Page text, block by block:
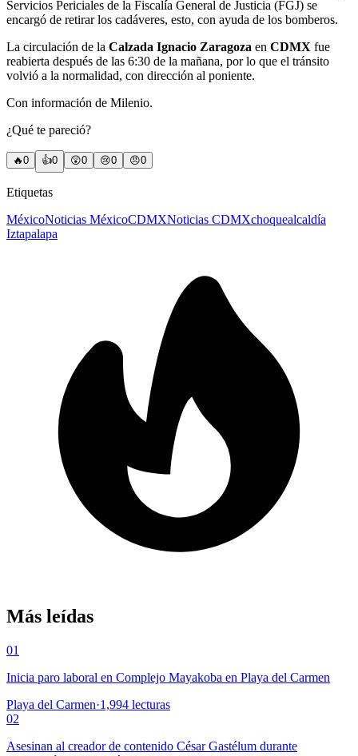
Servicios Periciales de la Fiscalía General de Justicia (FGJ) se
encargó de retirar los cadáveres, esto, con ayuda de los bomberos.
La circulación de la Calzada Ignacio Zaragoza en CDMX fue
reabierta después de las 6:30 de la mañana, por lo que el tránsito
volvió a la normalidad, con dirección al poniente.
Con información de Milenio.
¿Qué te pareció?
🔥0 👍0 😲0 😢0 😠0
Etiquetas
MéxicoNoticias MéxicoCDMXNoticias CDMXchoquealcaldía
Iztapalapa
Más leídas
01
Inicia paro laboral en Complejo Mayakoba en Playa del Carmen
Playa del Carmen·1,994 lecturas
02
Asesinan al creador de contenido César Gastélum durante